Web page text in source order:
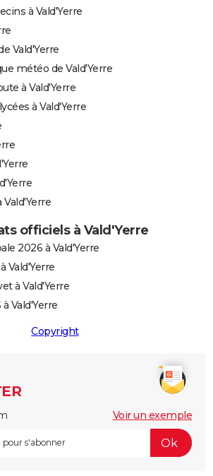
à Vald'Yerre
Vald'Yerre
météo de Vald'Yerre
à Vald'Yerre
à Vald'Yerre
officiels à Vald'Yerre
2026 à Vald'Yerre
Vald'Yerre
à Vald'Yerre
Vald'Yerre
Copyright
Voir un exemple